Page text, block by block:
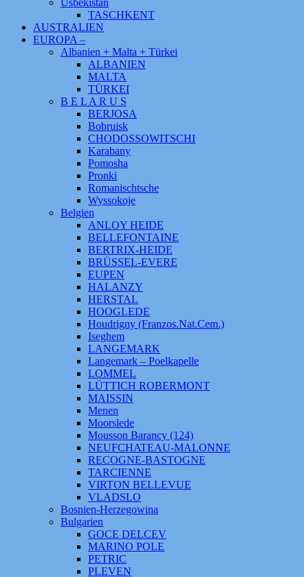
Usbekistan
TASCHKENT
AUSTRALIEN
EUROPA –
Albanien + Malta + Türkei
ALBANIEN
MALTA
TÜRKEI
B E L A R U S
BERJOSA
Bobruisk
CHODOSSOWITSCHI
Karabany
Pomosha
Pronki
Romanischtsche
Wyssokoje
Belgien
ANLOY HEIDE
BELLEFONTAINE
BERTRIX-HEIDE
BRÜSSEL-EVERE
EUPEN
HALANZY
HERSTAL
HOOGLEDE
Houdrigny (Franzos.Nat.Cem.)
Iseghem
LANGEMARK
Langemark – Poelkapelle
LOMMEL
LÜTTICH ROBERMONT
MAISSIN
Menen
Moorslede
Mousson Barancy (124)
NEUFCHATEAU-MALONNE
RECOGNE-BASTOGNE
TARCIENNE
VIRTON BELLEVUE
VLADSLO
Bosnien-Herzegowina
Bulgarien
GOCE DELCEV
MARINO POLE
PETRIC
PLEVEN